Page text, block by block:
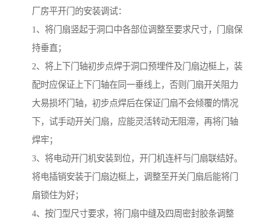
厂房平开门的安装调试：
1、将门扇竖起于洞口中各部位调整至要求尺寸，门扇保
持垂直；
2、将上下门轴初步点焊于洞口预埋件及门扇边梃上，装
配时应保证上下门轴在同一垂线上，否则门扇开关阻力
大易损坏门轴，初步点焊后在保证门扇不会倾覆的情况
下，试手动开关门扇，应能灵活转动无阻滞，再将门轴
焊牢；
3、将电动开门机安装到位，开门机连杆与门扇联结好。
将电插销安装于门扇边梃上，调整至开关门扇后能将门
扇锁住为好；
4、按门型尺寸要求，将门扇中缝及四周密封胶条调整